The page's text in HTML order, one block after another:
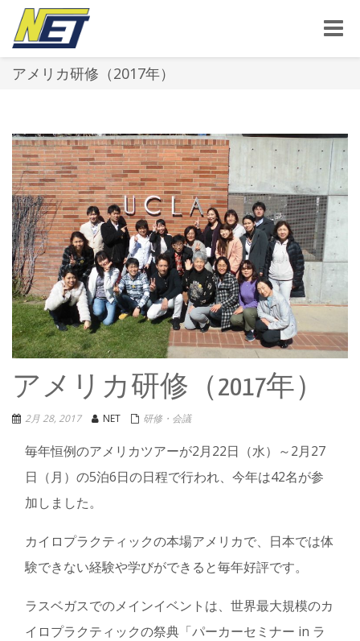
Toggle
アメリカ研修（2017年）
アメリカ研修（2017年）
2月 28, 2017 NET 研修・会議
毎年恒例のアメリカツアーが2月22日（水）～2月27
日（月）の5泊6日の日程で行われ、今年は42名が参
加しました。
カイロプラクティックの本場アメリカで、日本では体
験できない経験や学びができると毎年好評です。
ラスベガスでのメインイベントは、世界最大規模のカ
イロプラクティックの祭典「パーカーセミナー in ラ